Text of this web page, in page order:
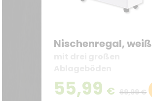
Nischenregal, weiß
55,99 € 69,99 €